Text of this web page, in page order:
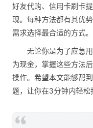
好友代购、信用卡刷卡
现。每种方法都有其优
需求选择最合适的方式。
无论你是为了应急
为现金，掌握这些方法
操作。希望本文能够帮
题，让你在3分钟内轻松